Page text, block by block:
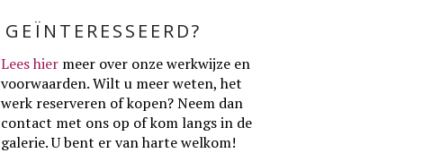
GEÏNTERESSEERD?
Lees hier meer over onze werkwijze en
voorwaarden. Wilt u meer weten, het
werk reserveren of kopen? Neem dan
contact met ons op of kom langs in de
galerie. U bent er van harte welkom!